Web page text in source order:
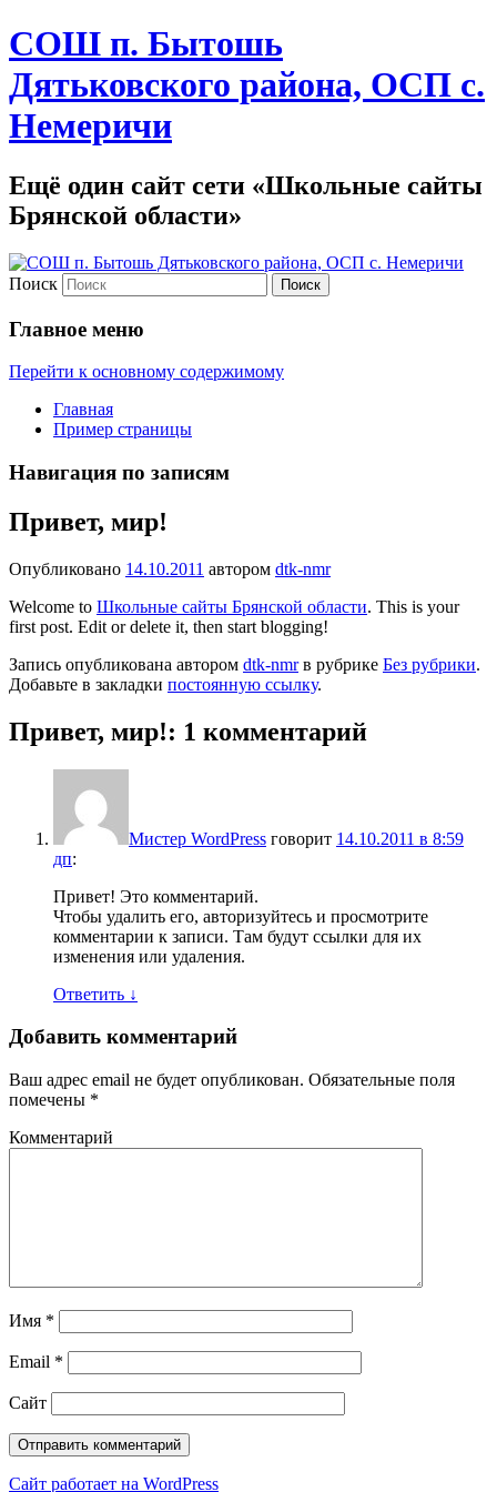
СОШ п. Бытошь
Дятьковского района, ОСП с.
Немеричи
Ещё один сайт сети «Школьные сайты
Брянской области»
Поиск
Главное меню
Перейти к основному содержимому
Главная
Пример страницы
Навигация по записям
Привет, мир!
Опубликовано 14.10.2011 автором dtk-nmr
Welcome to Школьные сайты Брянской области. This is your
first post. Edit or delete it, then start blogging!
Запись опубликована автором dtk-nmrв рубрике Без рубрики.
Добавьте в закладки постоянную ссылку.
Привет, мир!: 1 комментарий
Мистер WordPress говорит 14.10.2011 в 8:59
дп:
Привет! Это комментарий.
Чтобы удалить его, авторизуйтесь и просмотрите
комментарии к записи. Там будут ссылки для их
изменения или удаления.
Ответить ↓
Добавить комментарий
Ваш адрес email не будет опубликован. Обязательные поля
помечены *
Комментарий
Имя *
Email *
Сайт
Сайт работает на WordPress